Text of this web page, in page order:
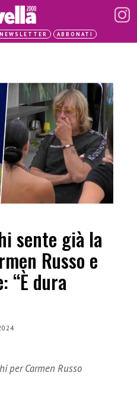
NEWSLETTER ABBONATI
sente già la
Russo e
“È dura
per Carmen Russo